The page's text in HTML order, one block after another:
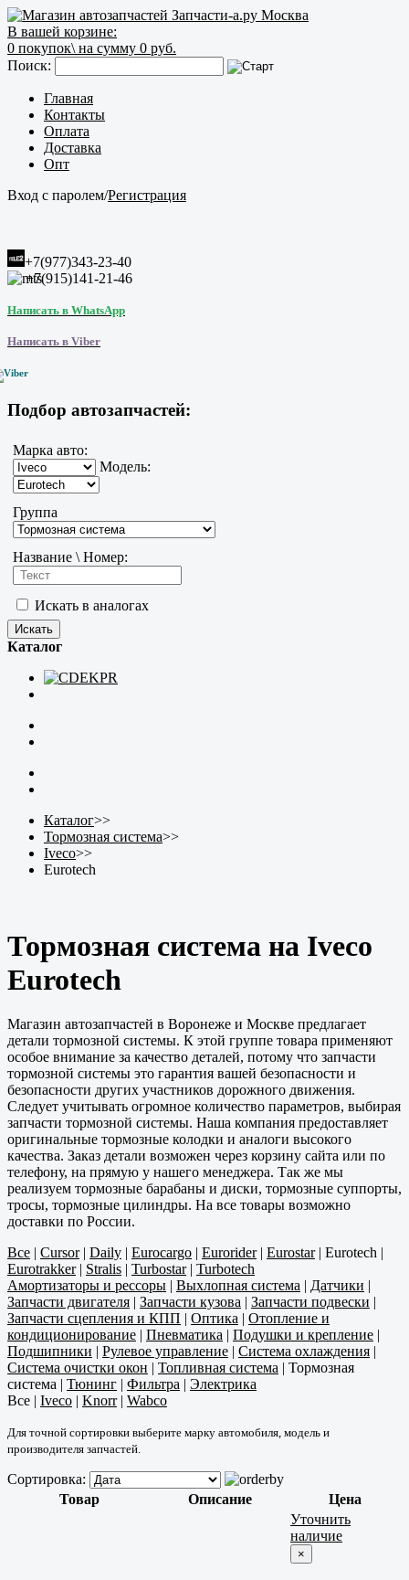
В вашей корзине:
0 покупок\ на сумму 0 руб.
Поиск:
Главная
Контакты
Оплата
Доставка
Опт
Вход с паролем/Регистрация
+7(977)343-23-40
+7(915)141-21-46
Написать в WhatsApp
Написать в Viber
Подбор автозапчастей:
Марка авто:
Модель:
Группа
Название \ Номер:
Искать в аналогах
Каталог
Каталог>>
Тормозная система>>
Iveco>>
Eurotech
Тормозная система на Iveco
Eurotech
Магазин автозапчастей в Воронеже и Москве предлагает
детали тормозной системы. К этой группе товара применяют
особое внимание за качество деталей, потому что запчасти
тормозной системы это гарантия вашей безопасности и
безопасности других участников дорожного движения.
Следует учитывать огромное количество параметров, выбирая
запчасти тормозной системы. Наша компания предоставляет
оригинальные тормозные колодки и аналоги высокого
качества. Заказ детали возможен через корзину сайта или по
телефону, на прямую у нашего менеджера. Так же мы
реализуем тормозные барабаны и диски, тормозные суппорты,
тросы, тормозные цилиндры. На все товары возможно
доставки по России.
Все | Cursor| Daily | Eurocargo | Eurorider| Eurostar| Eurotech |
Eurotrakker| Stralis | Turbostar| Turbotech
Амортизаторы и рессоры | Выхлопная система | Датчики |
Запчасти двигателя | Запчасти кузова | Запчасти подвески |
Запчасти сцепления и КПП | Оптика | Отопление и
кондиционирование | Пневматика | Подушки и крепление |
Подшипники | Рулевое управление | Система охлаждения |
Система очистки окон | Топливная система | Тормозная
система | Тюнинг | Фильтра | Электрика
Все | Iveco | Knorr| Wabco
Для точной сортировки выберите марку автомобиля, модель и
производителя запчастей.
Сортировка:
Товар
Описание Цена
Уточнить
наличие
×